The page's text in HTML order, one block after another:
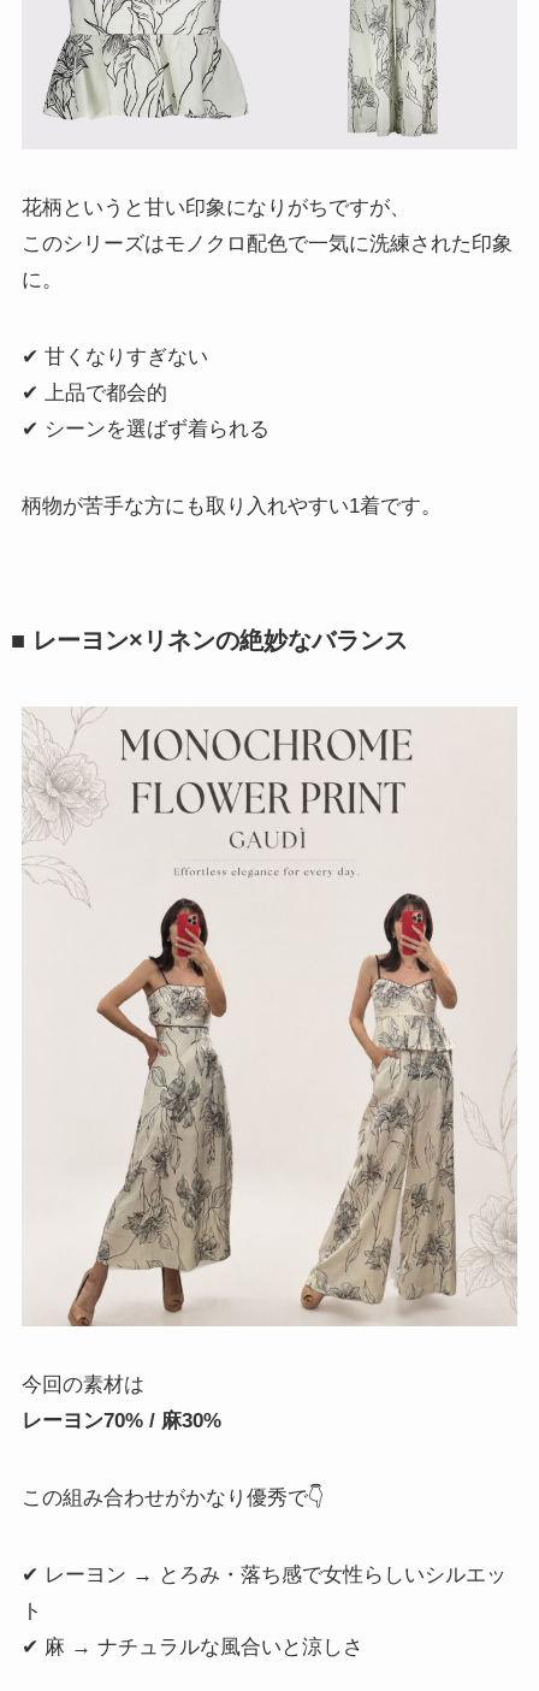
花柄というと甘い印象になりがちですが、
このシリーズはモノクロ配色で一気に洗練された印象
に。
✔ 甘くなりすぎない
✔ 上品で都会的
✔ シーンを選ばず着られる
柄物が苦手な方にも取り入れやすい1着です。
■ レーヨン×リネンの絶妙なバランス
今回の素材は
レーヨン70% / 麻30%
この組み合わせがかなり優秀で👇
✔ レーヨン → とろみ・落ち感で女性らしいシルエッ
ト
✔ 麻 → ナチュラルな風合いと涼しさ